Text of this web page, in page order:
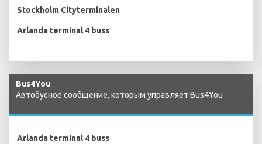
Stockholm Cityterminalen
Arlanda terminal 4 buss
Bus4You
Автобусное сообщение, которым управляет Bus4You
Arlanda terminal 4 buss